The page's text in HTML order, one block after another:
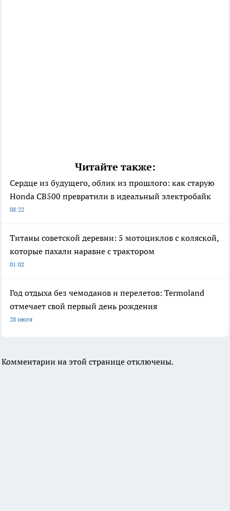
Читайте также:
Сердце из будущего, облик из прошлого: как старую
Honda CB500 превратили в идеальный электробайк
08:22
Титаны советской деревни: 5 мотоциклов с коляской,
которые пахали наравне с трактором
01:02
Год отдыха без чемоданов и перелетов: Termoland
отмечает свой первый день рождения
28 июля
Комментарии на этой странице отключены.